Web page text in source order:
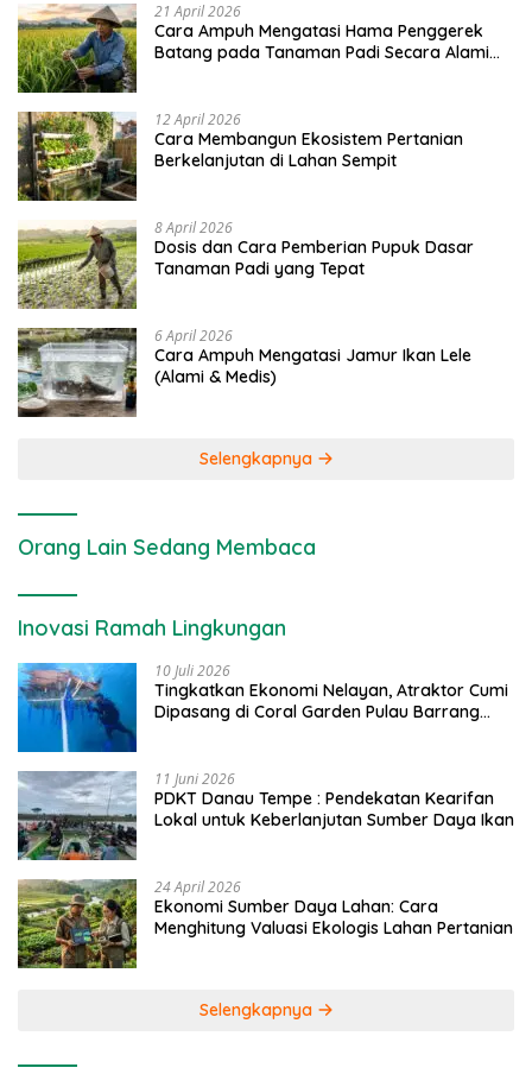
21 April 2026
Cara Ampuh Mengatasi Hama Penggerek
Batang pada Tanaman Padi Secara Alami
12 April 2026
Cara Membangun Ekosistem Pertanian
Berkelanjutan di Lahan Sempit
8 April 2026
Dosis dan Cara Pemberian Pupuk Dasar
Tanaman Padi yang Tepat
6 April 2026
Cara Ampuh Mengatasi Jamur Ikan Lele
(Alami & Medis)
Selengkapnya
Orang Lain Sedang Membaca
Inovasi Ramah Lingkungan
10 Juli 2026
Tingkatkan Ekonomi Nelayan, Atraktor Cumi
Dipasang di Coral Garden Pulau Barrang
11 Juni 2026
PDKT Danau Tempe : Pendekatan Kearifan
Lokal untuk Keberlanjutan Sumber Daya Ikan
24 April 2026
Ekonomi Sumber Daya Lahan: Cara
Menghitung Valuasi Ekologis Lahan Pertanian
Selengkapnya